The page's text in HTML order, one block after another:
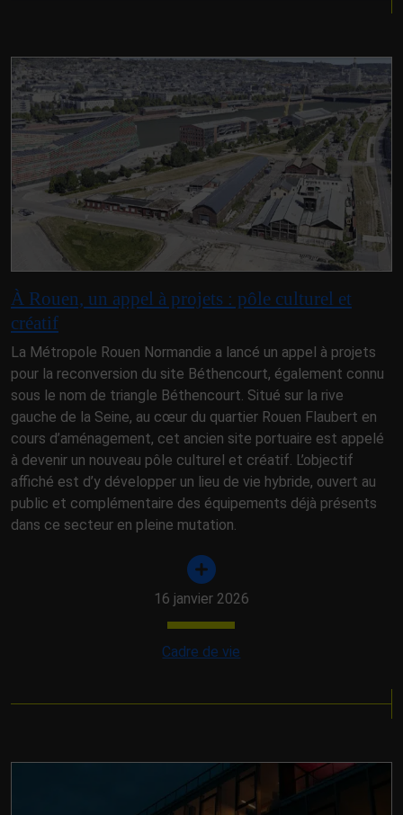
À Rouen, un appel à projets : pôle culturel et
créatif
La Métropole Rouen Normandie a lancé un appel à projets
pour la reconversion du site Béthencourt, également connu
sous le nom de triangle Béthencourt. Situé sur la rive
gauche de la Seine, au cœur du quartier Rouen Flaubert en
cours d’aménagement, cet ancien site portuaire est appelé
à devenir un nouveau pôle culturel et créatif. L’objectif
affiché est d’y développer un lieu de vie hybride, ouvert au
public et complémentaire des équipements déjà présents
dans ce secteur en pleine mutation.
16 janvier 2026
Cadre de vie